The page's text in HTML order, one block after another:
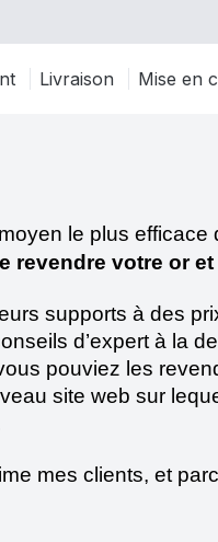
Livraison Mise en
le plus
revendre votre or et
supports à des
d’expert à la
pouviez les
site web sur
mes clients, et